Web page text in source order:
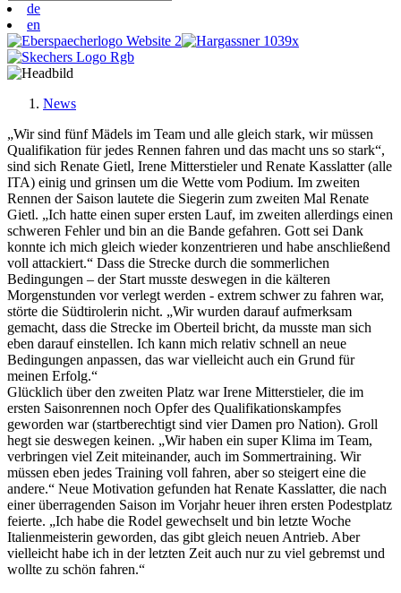
de
en
News
„Wir sind fünf Mädels im Team und alle gleich stark, wir müssen
Qualifikation für jedes Rennen fahren und das macht uns so stark“,
sind sich Renate Gietl, Irene Mitterstieler und Renate Kasslatter (alle
ITA) einig und grinsen um die Wette vom Podium. Im zweiten
Rennen der Saison lautete die Siegerin zum zweiten Mal Renate
Gietl. „Ich hatte einen super ersten Lauf, im zweiten allerdings einen
schweren Fehler und bin an die Bande gefahren. Gott sei Dank
konnte ich mich gleich wieder konzentrieren und habe anschließend
voll attackiert.“ Dass die Strecke durch die sommerlichen
Bedingungen – der Start musste deswegen in die kälteren
Morgenstunden vor verlegt werden - extrem schwer zu fahren war,
störte die Südtirolerin nicht. „Wir wurden darauf aufmerksam
gemacht, dass die Strecke im Oberteil bricht, da musste man sich
eben darauf einstellen. Ich kann mich relativ schnell an neue
Bedingungen anpassen, das war vielleicht auch ein Grund für
meinen Erfolg.“
Glücklich über den zweiten Platz war Irene Mitterstieler, die im
ersten Saisonrennen noch Opfer des Qualifikationskampfes
geworden war (startberechtigt sind vier Damen pro Nation). Groll
hegt sie deswegen keinen. „Wir haben ein super Klima im Team,
verbringen viel Zeit miteinander, auch im Sommertraining. Wir
müssen eben jedes Training voll fahren, aber so steigert eine die
andere.“ Neue Motivation gefunden hat Renate Kasslatter, die nach
einer überragenden Saison im Vorjahr heuer ihren ersten Podestplatz
feierte. „Ich habe die Rodel gewechselt und bin letzte Woche
Italienmeisterin geworden, das gibt gleich neuen Antrieb. Aber
vielleicht habe ich in der letzten Zeit auch nur zu viel gebremst und
wollte zu schön fahren.“